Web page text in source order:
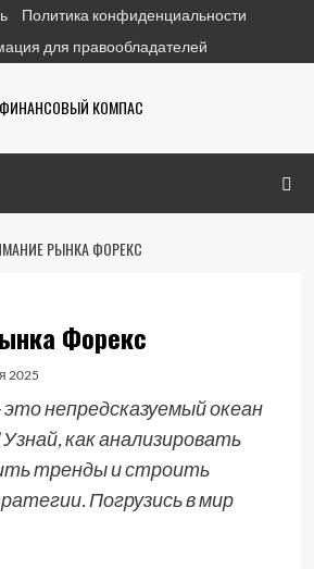
Политика конфиденциальности
для правообладателей
ФИНАНСОВЫЙ КОМПАС
РЫНКА ФОРЕКС
Форекс
2025
непредсказуемый океан
как анализировать
тренды и строить
Погрузись в мир